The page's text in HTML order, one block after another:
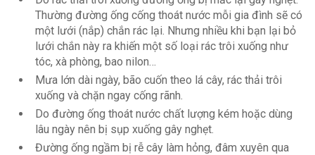
Thường đường ống cống thoát nước mỗi gia đình sẽ có
một lưới (nắp) chắn rác lại. Nhưng nhiều khi bạn lại bỏ
lưới chắn này ra khiến một số loại rác trôi xuống như
tóc, xà phòng, bao nilon…
Mưa lớn dài ngày, bão cuốn theo lá cây, rác thải trôi
xuống và chặn ngay cống rãnh.
Do đường ống thoát nước chất lượng kém hoặc dùng
lâu ngày nên bị sụp xuống gây nghẹt.
Đường ống ngầm bị rễ cây làm hỏng, đâm xuyên qua